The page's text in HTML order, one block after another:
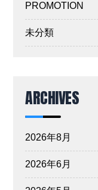
PROMOTION
未分類
ARCHIVES
2026年8月
2026年6月